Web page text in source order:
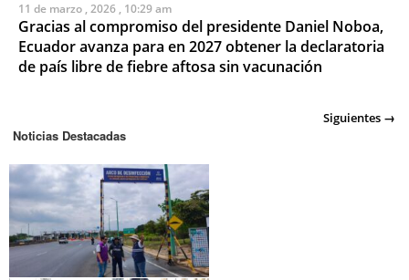
11 de marzo , 2026 , 10:29 am
Gracias al compromiso del presidente Daniel Noboa,
Ecuador avanza para en 2027 obtener la declaratoria
de país libre de fiebre aftosa sin vacunación
Posts navigation Siguientes →
Noticias Destacadas